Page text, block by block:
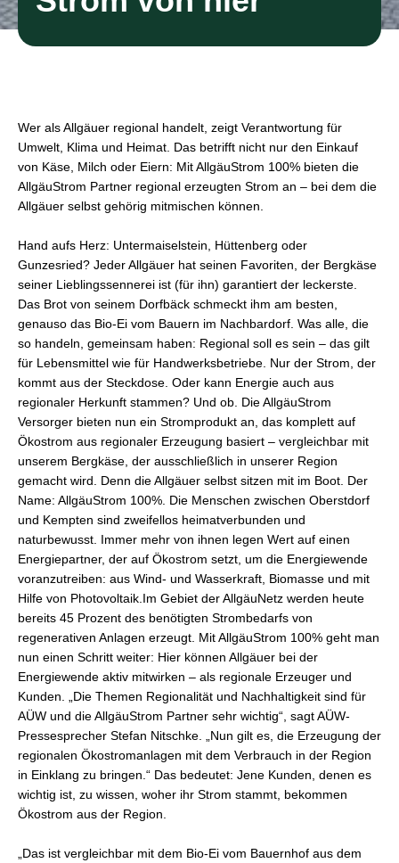
Wer als Allgäuer regional handelt, zeigt Verantwortung für
Umwelt, Klima und Heimat. Das betrifft nicht nur den Einkauf
von Käse, Milch oder Eiern: Mit AllgäuStrom 100% bieten die
AllgäuStrom Partner regional erzeugten Strom an – bei dem die
Allgäuer selbst gehörig mitmischen können.
Hand aufs Herz: Untermaiselstein, Hüttenberg oder
Gunzesried? Jeder Allgäuer hat seinen Favoriten, der Bergkäse
seiner Lieblingssennerei ist (für ihn) garantiert der leckerste.
Das Brot von seinem Dorfbäck schmeckt ihm am besten,
genauso das Bio-Ei vom Bauern im Nachbardorf. Was alle, die
so handeln, gemeinsam haben: Regional soll es sein – das gilt
für Lebensmittel wie für Handwerksbetriebe. Nur der Strom, der
kommt aus der Steckdose. Oder kann Energie auch aus
regionaler Herkunft stammen? Und ob. Die AllgäuStrom
Versorger bieten nun ein Stromprodukt an, das komplett auf
Ökostrom aus regionaler Erzeugung basiert – vergleichbar mit
unserem Bergkäse, der ausschließlich in unserer Region
gemacht wird. Denn die Allgäuer selbst sitzen mit im Boot. Der
Name: AllgäuStrom 100%. Die Menschen zwischen Oberstdorf
und Kempten sind zweifellos heimatverbunden und
naturbewusst. Immer mehr von ihnen legen Wert auf einen
Energiepartner, der auf Ökostrom setzt, um die Energiewende
voranzutreiben: aus Wind- und Wasserkraft, Biomasse und mit
Hilfe von Photovoltaik.Im Gebiet der AllgäuNetz werden heute
bereits 45 Prozent des benötigten Strombedarfs von
regenerativen Anlagen erzeugt. Mit AllgäuStrom 100% geht man
nun einen Schritt weiter: Hier können Allgäuer bei der
Energiewende aktiv mitwirken – als regionale Erzeuger und
Kunden. „Die Themen Regionalität und Nachhaltigkeit sind für
AÜW und die AllgäuStrom Partner sehr wichtig“, sagt AÜW-
Pressesprecher Stefan Nitschke. „Nun gilt es, die Erzeugung der
regionalen Ökostromanlagen mit dem Verbrauch in der Region
in Einklang zu bringen.“ Das bedeutet: Jene Kunden, denen es
wichtig ist, zu wissen, woher ihr Strom stammt, bekommen
Ökostrom aus der Region.
„Das ist vergleichbar mit dem Bio-Ei vom Bauernhof aus dem